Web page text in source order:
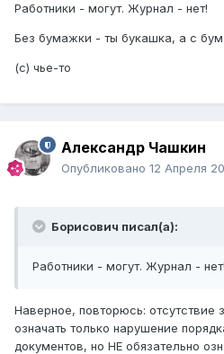
Работники - могут. Журнал - нет!
Без бумажки - ты букашка, а с
(с) чье-то
Александр Чашкин
Опубликовано 12 Апреля
Борисович писал(а):
Работники - могут. Журнал - нет!
Наверное, повторюсь:
означать только нарушение
документов, но НЕ обязательно